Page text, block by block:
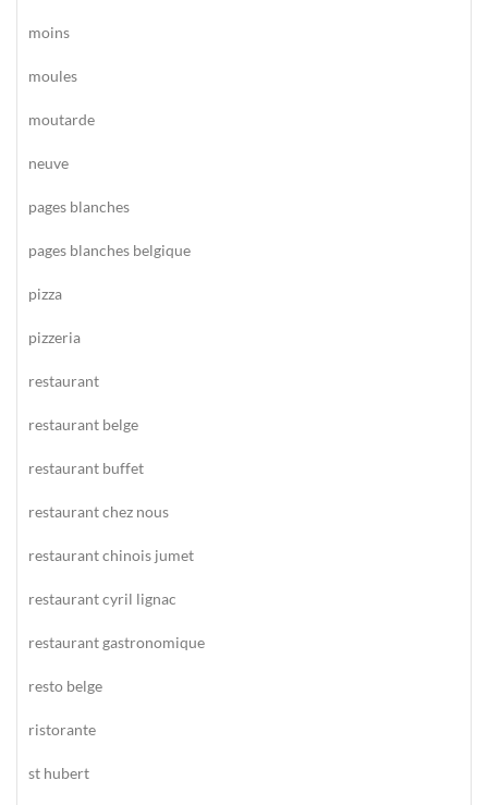
moins
moules
moutarde
neuve
pages blanches
pages blanches belgique
pizza
pizzeria
restaurant
restaurant belge
restaurant buffet
restaurant chez nous
restaurant chinois jumet
restaurant cyril lignac
restaurant gastronomique
resto belge
ristorante
st hubert